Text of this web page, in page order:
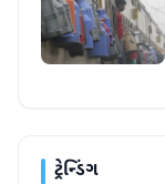
ટ્રેન્ડિંગ